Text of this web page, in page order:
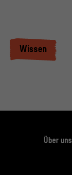
Wissen
Über uns